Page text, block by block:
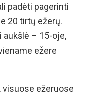
padėti pagerinti
20 tirtų ežerų.
aukšlė – 15-oje,
ežere
visuose ežeruose